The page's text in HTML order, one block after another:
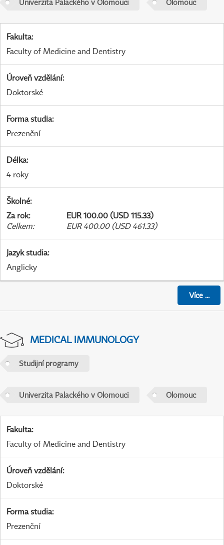
Univerzita Palackého v Olomouci Olomouc
Fakulta:
Faculty of Medicine and Dentistry
Úroveň vzdělání:
Doktorské
Forma studia:
Prezenční
Délka:
4 roky
Školné:
Za rok:
EUR 100.00 (USD 115.33)
Celkem: EUR 400.00 (USD 461.33)
Jazyk studia:
Anglicky
Více...
MEDICAL IMMUNOLOGY
Studijní programy
Univerzita Palackého v Olomouci Olomouc
Fakulta:
Faculty of Medicine and Dentistry
Úroveň vzdělání:
Doktorské
Forma studia:
Prezenční